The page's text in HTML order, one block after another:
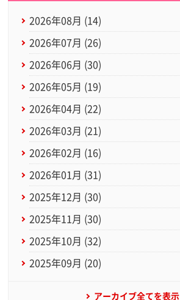
2026年08月 (14)
2026年07月 (26)
2026年06月 (30)
2026年05月 (19)
2026年04月 (22)
2026年03月 (21)
2026年02月 (16)
2026年01月 (31)
2025年12月 (30)
2025年11月 (30)
2025年10月 (32)
2025年09月 (20)
アーカイブ全てを表示